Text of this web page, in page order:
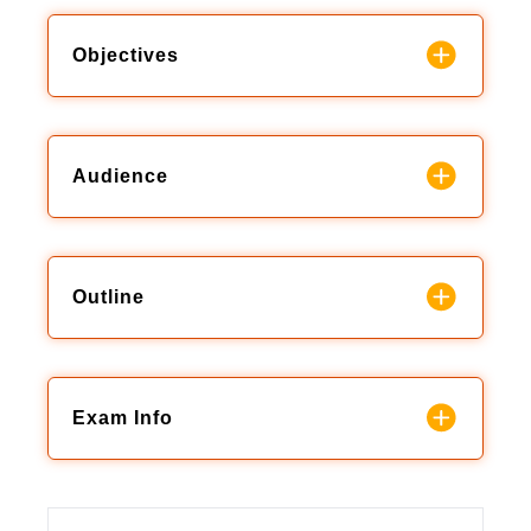
Objectives
Audience
Outline
Exam Info